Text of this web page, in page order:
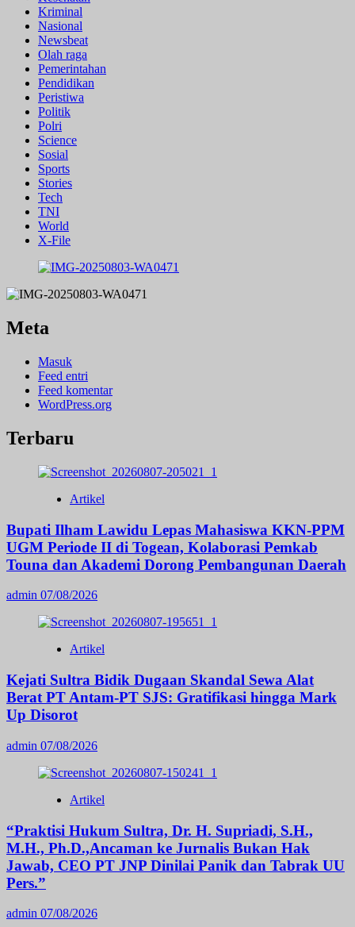
Kriminal
Nasional
Newsbeat
Olah raga
Pemerintahan
Pendidikan
Peristiwa
Politik
Polri
Science
Sosial
Sports
Stories
Tech
TNI
World
X-File
Meta
Masuk
Feed entri
Feed komentar
WordPress.org
Terbaru
Artikel
Bupati Ilham Lawidu Lepas Mahasiswa KKN-PPM
UGM Periode II di Togean, Kolaborasi Pemkab
Touna dan Akademi Dorong Pembangunan Daerah
admin 07/08/2026
Artikel
Kejati Sultra Bidik Dugaan Skandal Sewa Alat
Berat PT Antam-PT SJS: Gratifikasi hingga Mark
Up Disorot
admin 07/08/2026
Artikel
“Praktisi Hukum Sultra, Dr. H. Supriadi, S.H.,
M.H., Ph.D.,Ancaman ke Jurnalis Bukan Hak
Jawab, CEO PT JNP Dinilai Panik dan Tabrak UU
Pers.”
admin 07/08/2026